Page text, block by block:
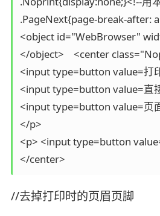
.PageNext{page-break-after:
<object id="WebBrowser"
</object>    <center
<input type=button value=打
<input type=button value=直
<input type=button value=页
</p>
<p> <input type=button
//去掉打印时的页眉页脚